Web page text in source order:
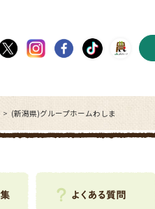
(新潟県)グループホームわしま